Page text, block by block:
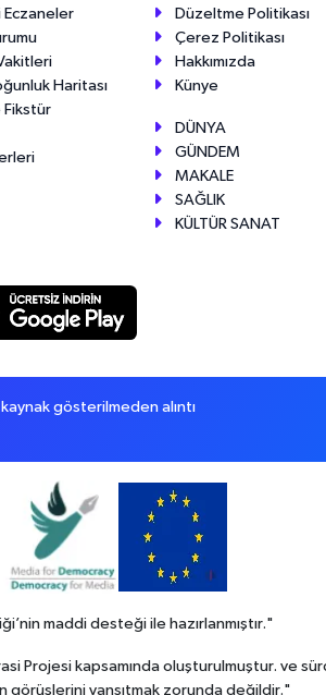
Eczaneler
Haritası
Fikstür
Düzeltme Politikası
Çerez Politikası
Hakkımızda
Künye
DÜNYA
GÜNDEM
MAKALE
SAĞLIK
KÜLTÜR SANAT
gösterilmeden alıntı
maddi desteği ile hazırlanmıştır."
Projesi kapsamında oluşturulmuştur. ve
görüşlerini yansıtmak zorunda değildir."